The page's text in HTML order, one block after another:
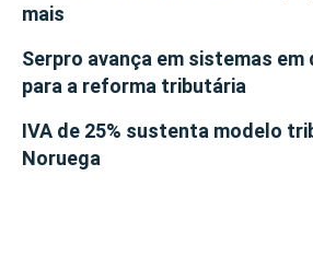
mais
Serpro avança em sistemas
para a reforma tributária
IVA de 25% sustenta modelo
Noruega